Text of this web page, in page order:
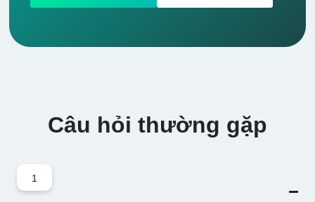
Câu hỏi thường gặp
1